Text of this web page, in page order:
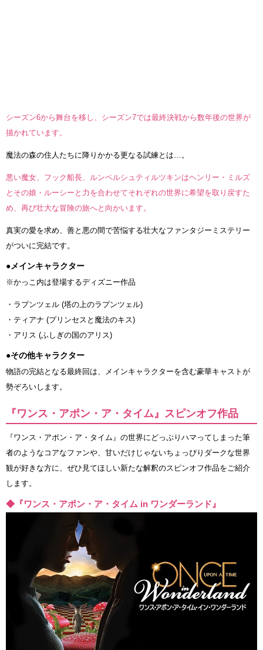
シーズン6から舞台を移し、シーズン7では最終決戦から数年後の世界が
描かれています。
魔法の森の住人たちに降りかかる更なる試練とは…。
悪い魔女、フック船長、ルンペルシュティルツキンはヘンリー・ミルズ
とその娘・ルーシーと力を合わせてそれぞれの世界に希望を取り戻すた
め、再び壮大な冒険の旅へと向かいます。
真実の愛を求め、善と悪の間で苦悩する壮大なファンタジーミステリー
がついに完結です。
●メインキャラクター
※かっこ内は登場するディズニー作品
・ラプンツェル (塔の上のラプンツェル)
・ティアナ (プリンセスと魔法のキス)
・アリス (ふしぎの国のアリス)
●その他キャラクター
物語の完結となる最終回は、メインキャラクターを含む豪華キャストが
勢ぞろいします。
『ワンス・アポン・ア・タイム』スピンオフ作品
『ワンス・アポン・ア・タイム』の世界にどっぷりハマってしまった筆
者のようなコアなファンや、甘いだけじゃないちょっぴりダークな世界
観が好きな方に、ぜひ見てほしい新たな解釈のスピンオフ作品をご紹介
します。
◆『ワンス・アポン・ア・タイム in ワンダーランド』